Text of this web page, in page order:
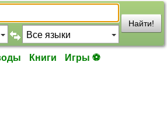
Найти!
Книги Игры ⚽